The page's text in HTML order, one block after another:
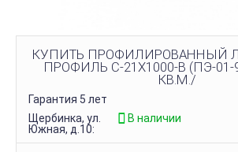
КУПИТЬ ПРОФИЛИРОВАННЫЙ
ПРОФИЛЬ С-21Х1000-B (ПЭ-01-
КВ.М./
Гарантия 5 лет
Щербинка, ул.
Южная, д.10:
В наличии